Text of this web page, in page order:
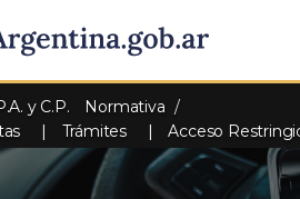
Trámites Acceso
y C.P. Normativa